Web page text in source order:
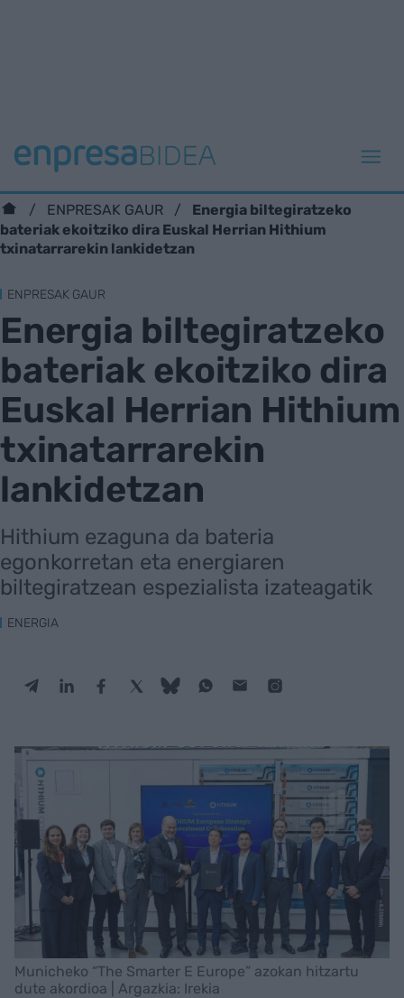
ENPRESAK GAUR
Energia biltegiratzeko
bateriak ekoitziko dira Euskal Herrian Hithium
txinatarrarekin lankidetzan
ENPRESAK GAUR
Energia biltegiratzeko
bateriak ekoitziko dira
Euskal Herrian Hithium
txinatarrarekin
lankidetzan
Hithium ezaguna da bateria
egonkorretan eta energiaren
biltegiratzean espezialista izateagatik
ENERGIA
Municheko “The Smarter E Europe” azokan hitzartu
dute akordioa | Argazkia: Irekia